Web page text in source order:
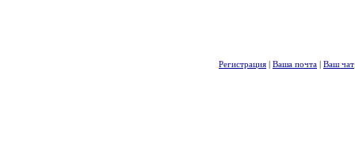
Регистрация | Ваша почта | Ваш чат